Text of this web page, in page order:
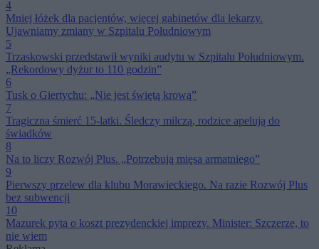
4
Mniej łóżek dla pacjentów, więcej gabinetów dla lekarzy.
Ujawniamy zmiany w Szpitalu Południowym
5
Trzaskowski przedstawił wyniki audytu w Szpitalu Południowym.
„Rekordowy dyżur to 110 godzin”
6
Tusk o Giertychu: „Nie jest świętą krową”
7
Tragiczna śmierć 15-latki. Śledczy milczą, rodzice apelują do
świadków
8
Na to liczy Rozwój Plus. „Potrzebują mięsa armatniego”
9
Pierwszy przelew dla klubu Morawieckiego. Na razie Rozwój Plus
bez subwencji
10
Mazurek pyta o koszt prezydenckiej imprezy. Minister: Szczerze, to
nie wiem